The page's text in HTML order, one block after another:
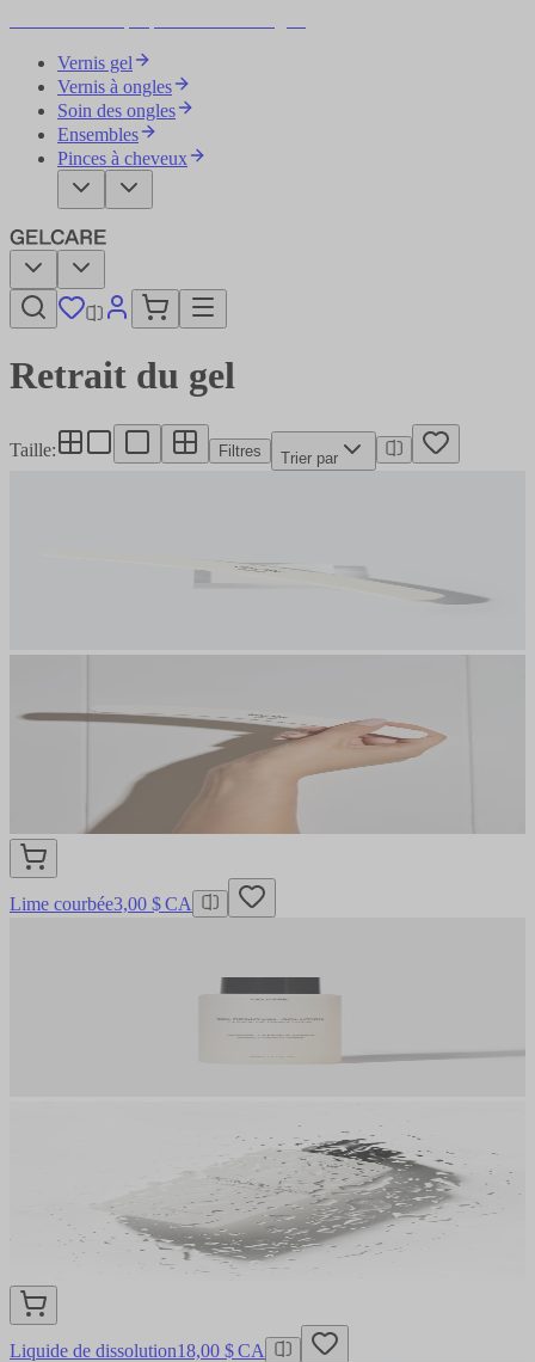
Vernis gel
Vernis à ongles
Soin des ongles
Ensembles
Pinces à cheveux
Retrait du gel
Taille: Filtres Trier par
Lime courbée3,00 $ CA
Liquide de dissolution18,00 $ CA